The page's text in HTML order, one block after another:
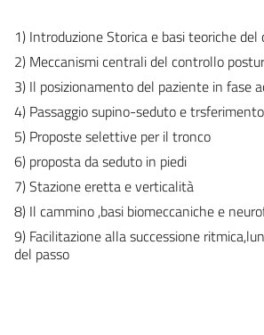
1) Introduzione Storica e basi teoriche
2) Meccanismi centrali del controllo
3) Il posizionamento del paziente in fase
4) Passaggio supino-seduto e
5) Proposte selettive per il tronco
6) proposta da seduto in piedi
7) Stazione eretta e verticalità
8) Il cammino ,basi biomeccaniche e
9) Facilitazione alla successione
del passo